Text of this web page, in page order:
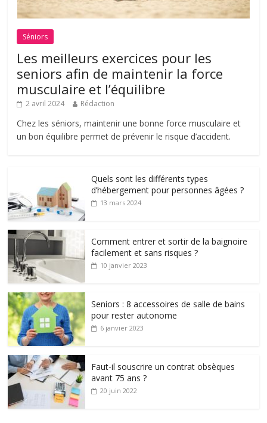
Séniors
Les meilleurs exercices pour les
seniors afin de maintenir la force
musculaire et l’équilibre
2 avril 2024 Rédaction
Chez les séniors, maintenir une bonne force musculaire et
un bon équilibre permet de prévenir le risque d’accident.
Quels sont les différents types
d’hébergement pour personnes âgées ?
13 mars 2024
Comment entrer et sortir de la baignoire
facilement et sans risques ?
10 janvier 2023
Seniors : 8 accessoires de salle de bains
pour rester autonome
6 janvier 2023
Faut-il souscrire un contrat obsèques
avant 75 ans ?
20 juin 2022